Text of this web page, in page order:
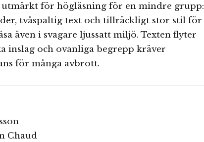
utmärkt för högläsning för en mindre grupp:
tvåspaltig text och tillräckligt stor stil för
även i svagare ljussatt miljö. Texten flyter
inslag och ovanliga begrepp kräver
för många avbrott.
Chaud